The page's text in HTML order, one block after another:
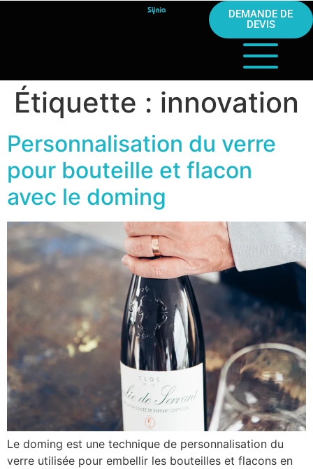
DEMANDE DE
DEVIS
Étiquette : innovation
Personnalisation du verre
pour bouteille et flacon
avec le doming
Le doming est une technique de personnalisation du
verre utilisée pour embellir les bouteilles et flacons en